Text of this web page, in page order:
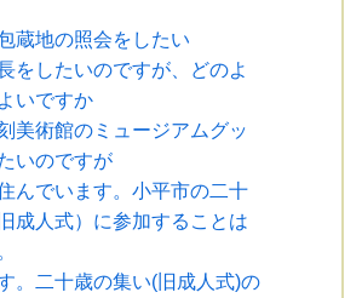
蔵地の照会をしたい
をしたいのですが、どのよ
いですか
美術館のミュージアムグッ
いのですが
んでいます。小平市の二十
成人式）に参加することは
。二十歳の集い(旧成人式)の